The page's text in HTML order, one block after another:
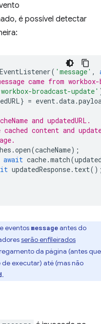
é possível detectar
( 'message' ,
came from workbox-
broadcast-update'
} = event.data.
and updatedURL.
content and
.open(cacheName);
await cache.match(
updatedResponse. text
eventos messageantes do
serão enfileirados
da página (antes que
executar) até (mas não
.